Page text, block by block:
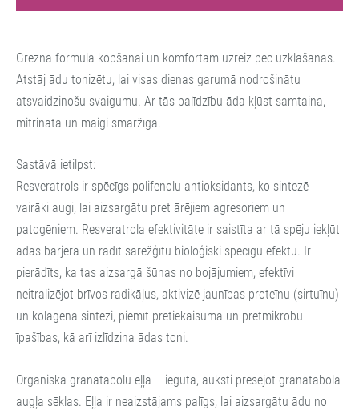
Grezna formula kopšanai un komfortam uzreiz pēc uzklāšanas.
Atstāj ādu tonizētu, lai visas dienas garumā nodrošinātu
atsvaidzinošu svaigumu. Ar tās palīdzību āda kļūst samtaina,
mitrināta un maigi smaržīga.
Sastāvā ietilpst:
Resveratrols ir spēcīgs polifenolu antioksidants, ko sintezē
vairāki augi, lai aizsargātu pret ārējiem agresoriem un
patogēniem. Resveratrola efektivitāte ir saistīta ar tā spēju iekļūt
ādas barjerā un radīt sarežģītu bioloģiski spēcīgu efektu. Ir
pierādīts, ka tas aizsargā šūnas no bojājumiem, efektīvi
neitralizējot brīvos radikāļus, aktivizē jaunības proteīnu (sirtuīnu)
un kolagēna sintēzi, piemīt pretiekaisuma un pretmikrobu
īpašības, kā arī izlīdzina ādas toni.
Organiskā granātābolu eļļa – iegūta, auksti presējot granātābola
augļa sēklas. Eļļa ir neaizstājams palīgs, lai aizsargātu ādu no